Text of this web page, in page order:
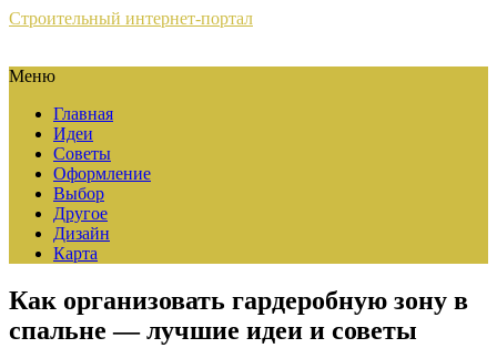
Строительный интернет-портал
Меню
Главная
Идеи
Советы
Оформление
Выбор
Другое
Дизайн
Карта
Как организовать гардеробную зону в
спальне — лучшие идеи и советы